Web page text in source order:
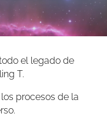
el legado de
T.
procesos de la